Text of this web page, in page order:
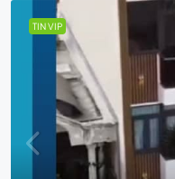
TIN VIP